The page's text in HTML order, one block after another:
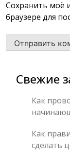
Сохранить моё
браузере для
Свежие
Как
Как
сделать